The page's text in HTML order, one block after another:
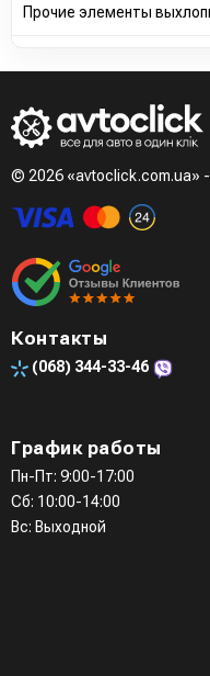
Прочие элементы
© 2026 «avtoclick.com.ua»
Контакты
(068) 344-33-46
График работы
Пн-Пт: 9:00-17:00
Сб: 10:00-14:00
Вс: Выходной